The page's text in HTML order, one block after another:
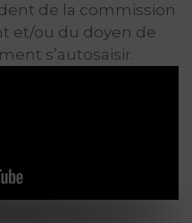
de la commission
et/ou du doyen de
s’autosaisir.